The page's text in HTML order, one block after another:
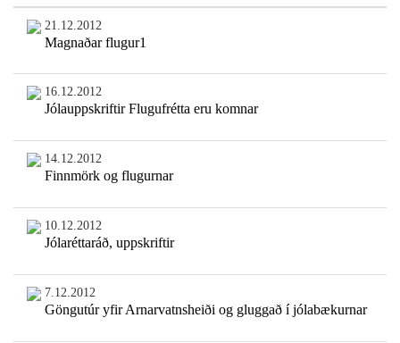
21.12.2012
Magnaðar flugur1
16.12.2012
Jólauppskriftir Flugufrétta eru komnar
14.12.2012
Finnmörk og flugurnar
10.12.2012
Jólaréttaráð, uppskriftir
7.12.2012
Göngutúr yfir Arnarvatnsheiði og gluggað í jólabækurnar